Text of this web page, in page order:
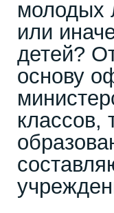
молодых
или
детей?
основу
классов,